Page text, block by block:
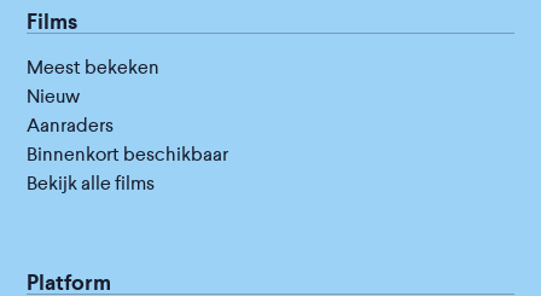
Films
Meest bekeken
Nieuw
Aanraders
Binnenkort beschikbaar
Bekijk alle films
Platform